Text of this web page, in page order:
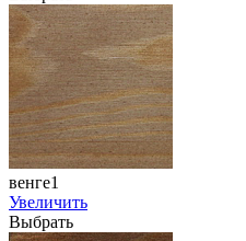
венге1
Увеличить
Выбрать